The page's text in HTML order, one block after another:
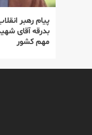
پیام رهبر
بدرقه آقای
مهم کشور